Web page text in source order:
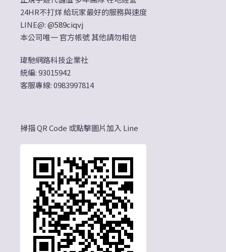
24HR不打烊 給玩家最好的服務與速度
LINE@:@589ciqvj
本公司唯一 官方帳號 其他請勿相信
瑋馳網路科技企業社
統編: 93015942
客服專線: 0983997814
掃描 QR Code 或點擊圖片加入 Line